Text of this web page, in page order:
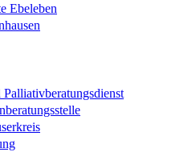
Ebeleben